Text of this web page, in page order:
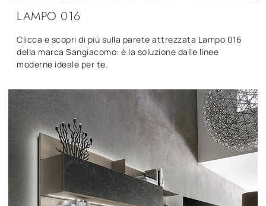
LAMPO 016
Clicca e scopri di più sulla parete attrezzata Lampo 016
della marca Sangiacomo: è la soluzione dalle linee
moderne ideale per te.